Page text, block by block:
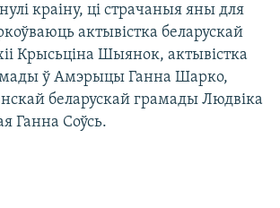
краіну, ці страчаныя яны для
актывістка беларускай
Крысьціна Шыянок, актывістка
ў Амэрыцы Ганна Шарко,
беларускай грамады Людвіка
Ганна Соўсь.